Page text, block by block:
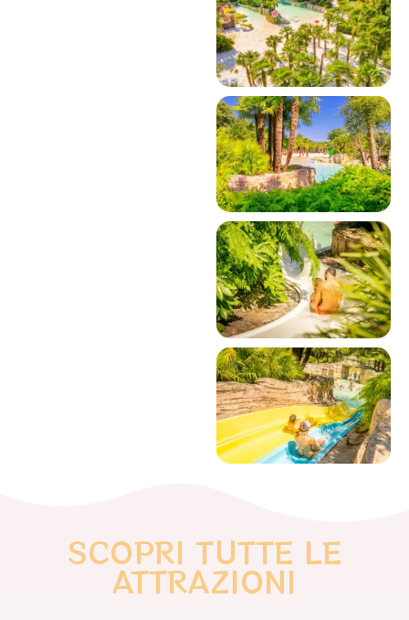
SCOPRI TUTTE LE
ATTRAZIONI